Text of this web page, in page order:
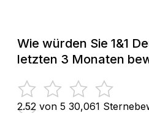
Wie würden Sie 1&1
letzten 3 Monaten
2.52 von 5 30,061